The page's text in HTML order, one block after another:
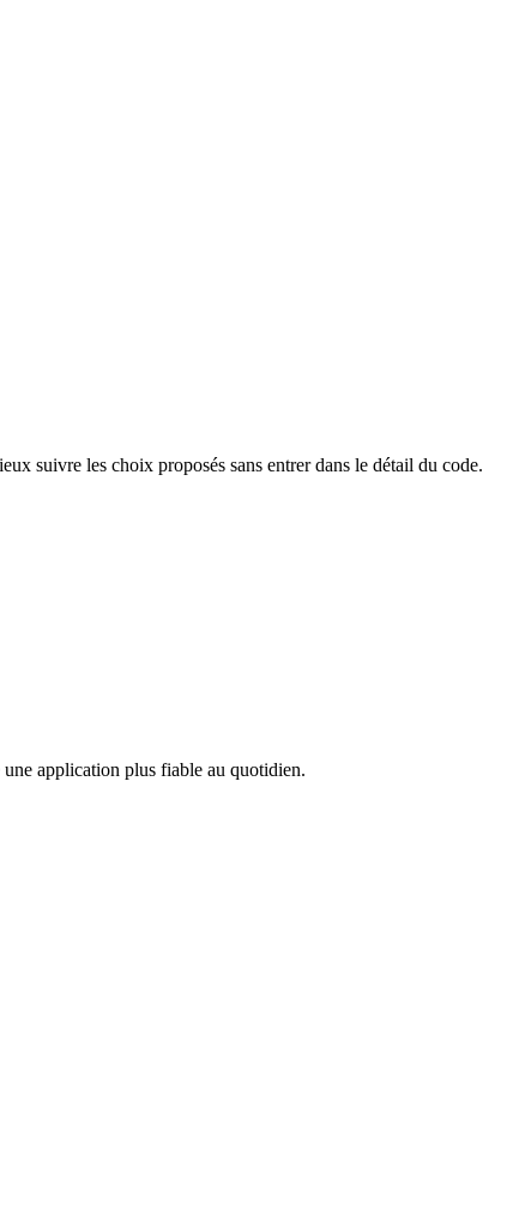
suivre les choix proposés sans entrer dans le détail du code.
application plus fiable au quotidien.